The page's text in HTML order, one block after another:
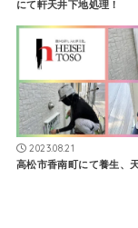
にて軒天井下地処理！
2023.08.21
高松市香南町にて養生、